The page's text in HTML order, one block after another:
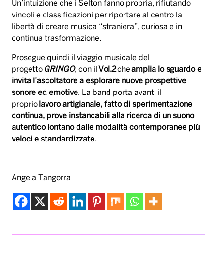
Un’intuizione che i Selton fanno propria, rifiutando
vincoli e classificazioni per riportare al centro la
libertà di creare musica “straniera”, curiosa e in
continua trasformazione.
Prosegue quindi il viaggio musicale del
progetto GRINGO, con il Vol.2che amplia lo sguardo e
invita l’ascoltatore a esplorare nuove prospettive
sonore ed emotive. La band porta avanti il
proprio lavoro artigianale, fatto di sperimentazione
continua, prove instancabili alla ricerca di un suono
autentico lontano dalle modalità contemporanee più
veloci e standardizzate.
Angela Tangorra